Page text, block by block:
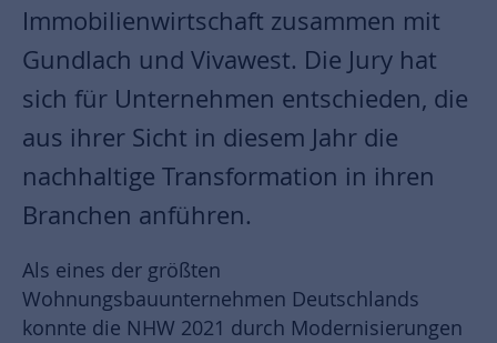
Immobilienwirtschaft zusammen mit
Gundlach und Vivawest. Die Jury hat
sich für Unternehmen entschieden, die
aus ihrer Sicht in diesem Jahr die
nachhaltige Transformation in ihren
Branchen anführen.
Als eines der größten
Wohnungsbauunternehmen Deutschlands
konnte die NHW 2021 durch Modernisierungen